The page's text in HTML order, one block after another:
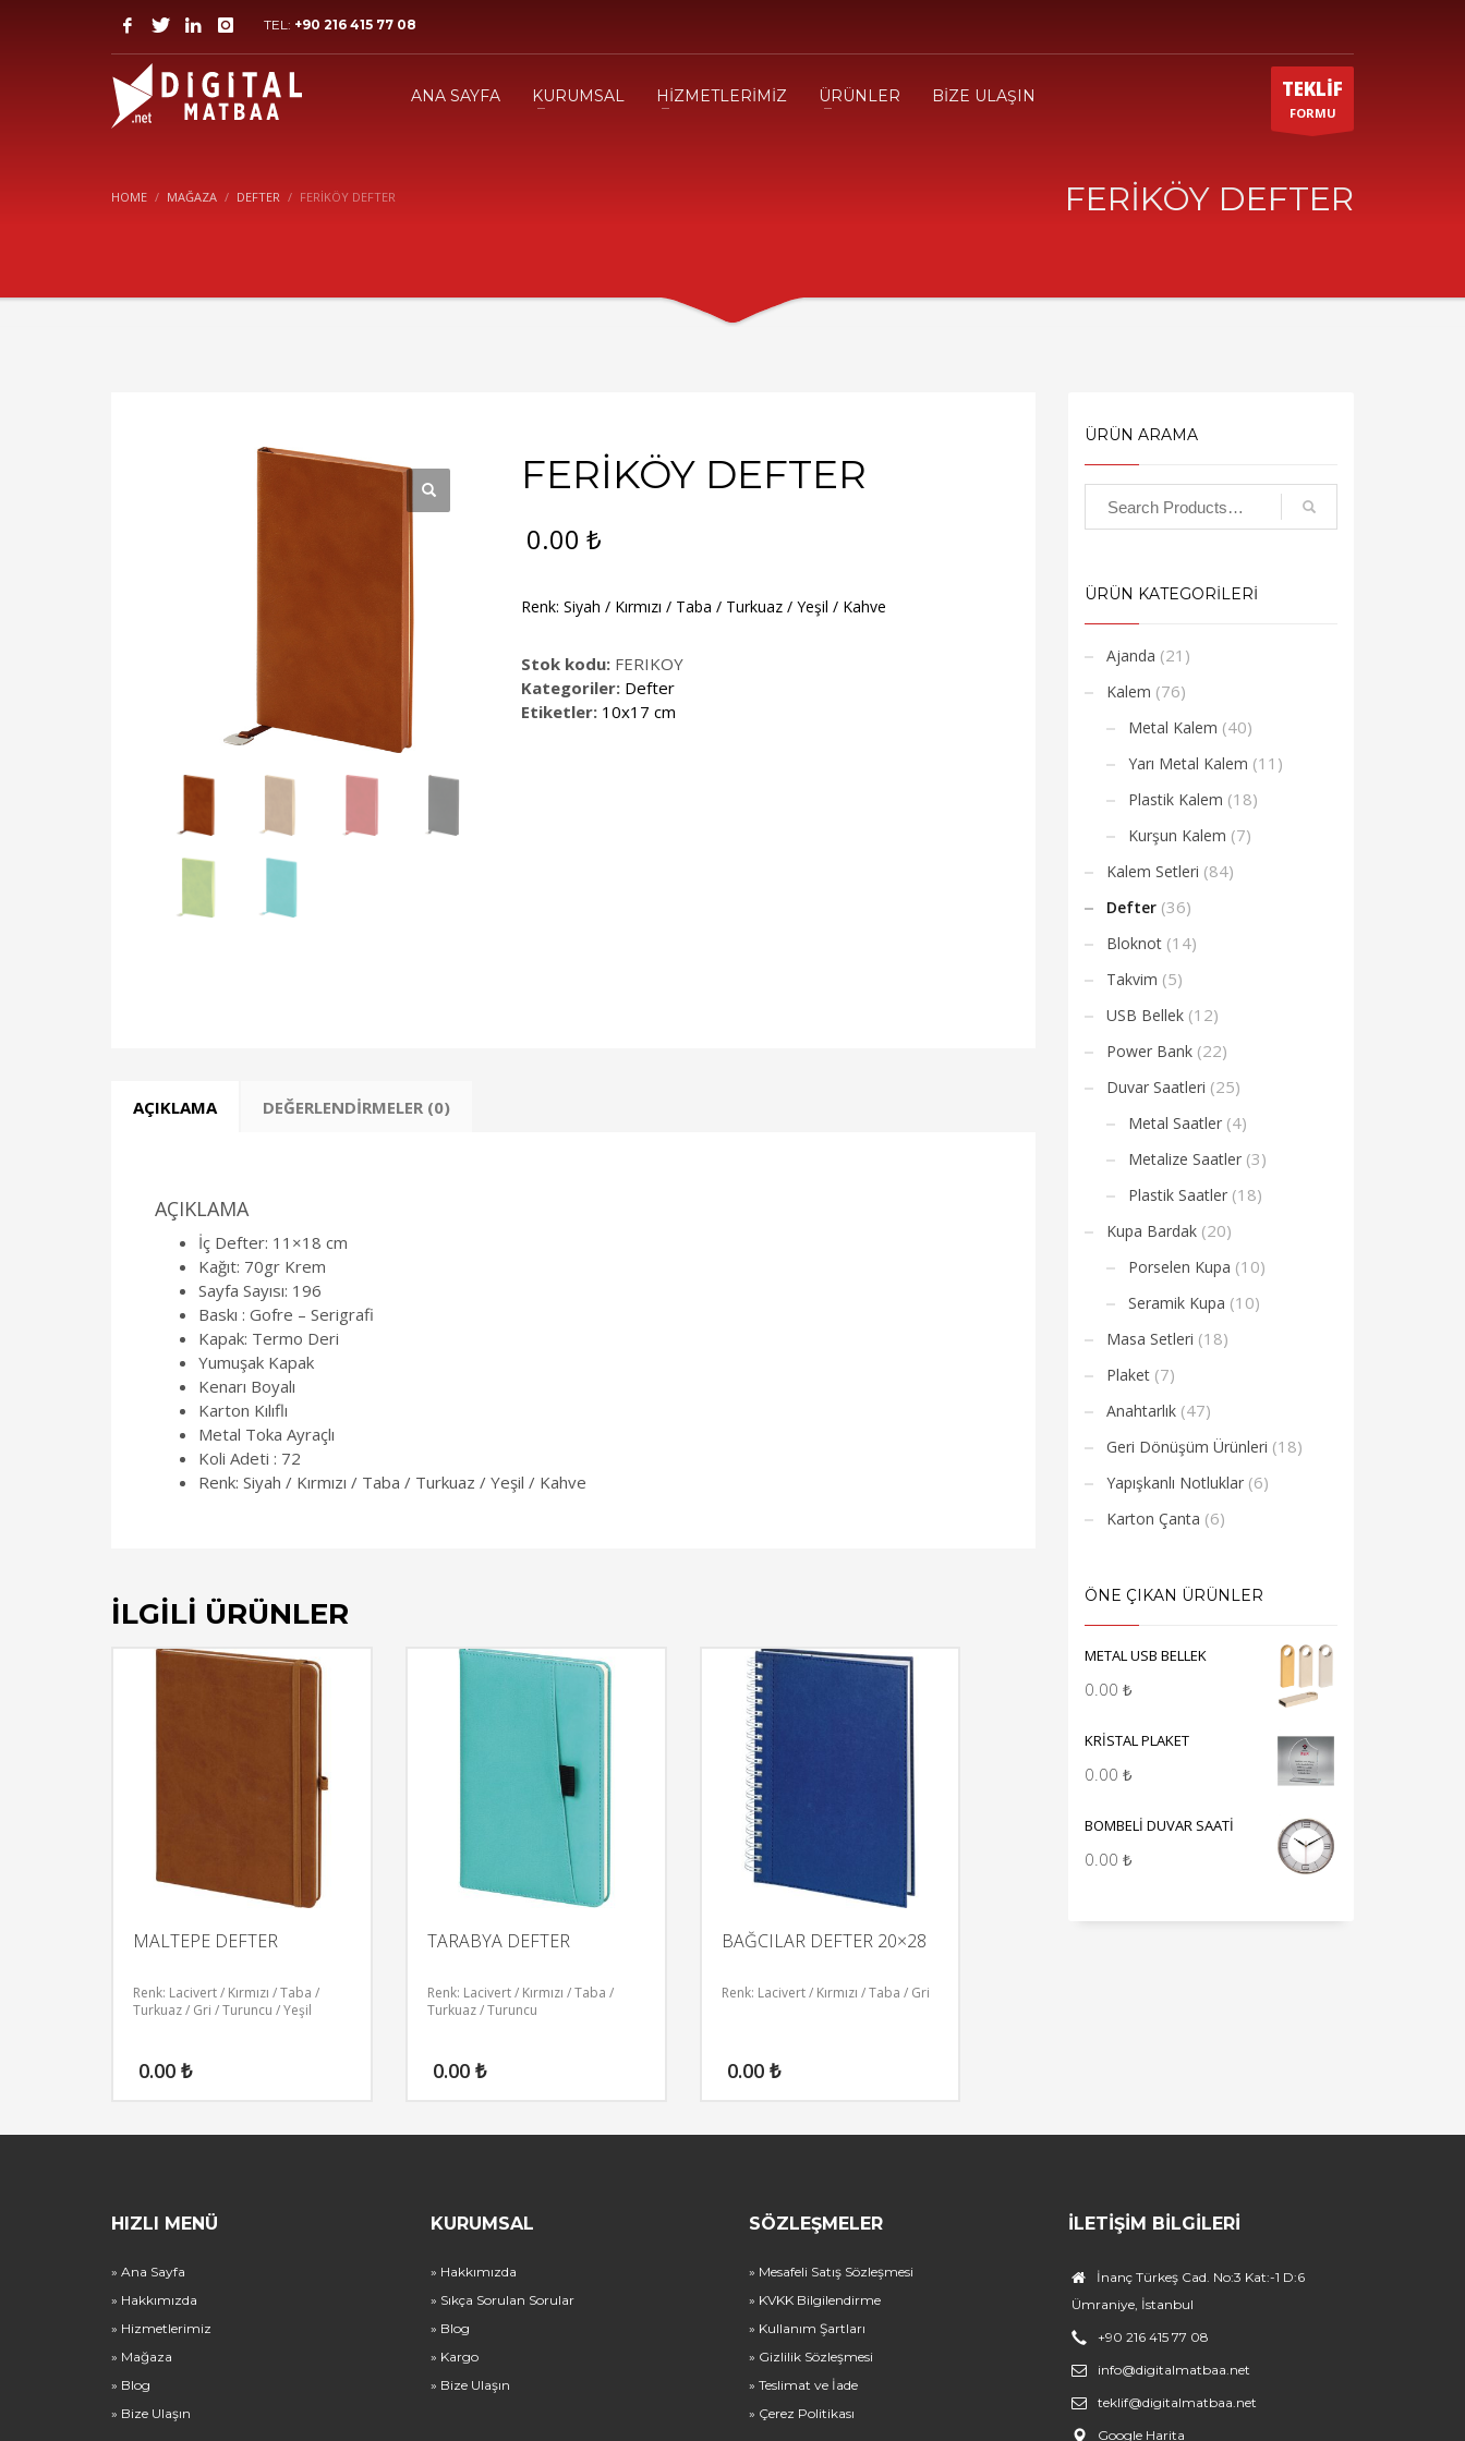
TEL: +90 216 415 77 08
ANA SAYFA KURUMSAL HİZMETLERİMİZ ÜRÜNLER BİZE ULAŞIN TEKLİF
FORMU
HOME MAĞAZA DEFTER FERİKÖY DEFTER FERİKÖY DEFTER
FERİKÖY DEFTER
0.00₺
Renk: Siyah / Kırmızı / Taba / Turkuaz / Yeşil / Kahve
Stok kodu: FERIKOY
Kategoriler: Defter
Etiketler: 10x17 cm
AÇIKLAMA DEĞERLENDIRMELER (0)
AÇIKLAMA
İç Defter: 11×18 cm
Kağıt: 70gr Krem
Sayfa Sayısı: 196
Baskı : Gofre – Serigrafi
Kapak: Termo Deri
Yumuşak Kapak
Kenarı Boyalı
Karton Kılıflı
Metal Toka Ayraçlı
Koli Adeti : 72
Renk: Siyah / Kırmızı / Taba / Turkuaz / Yeşil / Kahve
İLGILI ÜRÜNLER
MALTEPE DEFTER
Renk: Lacivert / Kırmızı / Taba /
Turkuaz / Gri / Turuncu / Yeşil
0.00 ₺
TARABYA DEFTER
Renk: Lacivert / Kırmızı / Taba /
Turkuaz / Turuncu
0.00 ₺
BAĞCILAR DEFTER 20×28
Renk: Lacivert / Kırmızı / Taba / Gri
0.00 ₺
ÜRÜN ARAMA
ÜRÜN KATEGORİLERİ
Ajanda (21)
Kalem (76)
Metal Kalem (40)
Yarı Metal Kalem (11)
Plastik Kalem (18)
Kurşun Kalem (7)
Kalem Setleri (84)
Defter (36)
Bloknot (14)
Takvim (5)
USB Bellek (12)
Power Bank (22)
Duvar Saatleri (25)
Metal Saatler (4)
Metalize Saatler (3)
Plastik Saatler (18)
Kupa Bardak (20)
Porselen Kupa (10)
Seramik Kupa (10)
Masa Setleri (18)
Plaket (7)
Anahtarlık (47)
Geri Dönüşüm Ürünleri (18)
Yapışkanlı Notluklar (6)
Karton Çanta (6)
ÖNE ÇIKAN ÜRÜNLER
METAL USB BELLEK
0.00 ₺
KRİSTAL PLAKET
0.00 ₺
BOMBELİ DUVAR SAATİ
0.00 ₺
HIZLI MENÜ
» Ana Sayfa
» Hakkımızda
» Hizmetlerimiz
» Mağaza
» Blog
» Bize Ulaşın
KURUMSAL
» Hakkımızda
» Sıkça Sorulan Sorular
» Blog
» Kargo
» Bize Ulaşın
SÖZLEŞMELER
» Mesafeli Satış Sözleşmesi
» KVKK Bilgilendirme
» Kullanım Şartları
» Gizlilik Sözleşmesi
» Teslimat ve İade
» Çerez Politikası
İLETIŞIM BILGILERI
İnanç Türkeş Cad. No:3 Kat:-1 D:6
Ümraniye, İstanbul
+90 216 415 77 08
info@digitalmatbaa.net
teklif@digitalmatbaa.net
Google Harita